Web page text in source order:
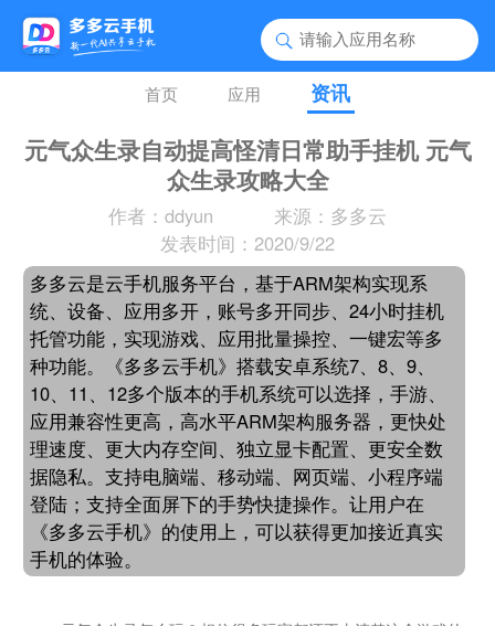
首页 应用 资讯
元气众生录自动提高怪清日常助手挂机 元气
众生录攻略大全
作者：ddyun
来源：多多云
发表时间：2020/9/22
多多云是云手机服务平台，基于ARM架构实现系
统、设备、应用多开，账号多开同步、24小时挂机
托管功能，实现游戏、应用批量操控、一键宏等多
种功能。《多多云手机》搭载安卓系统7、8、9、
10、11、12多个版本的手机系统可以选择，手游、
应用兼容性更高，高水平ARM架构服务器，更快处
理速度、更大内存空间、独立显卡配置、更安全数
据隐私。支持电脑端、移动端、网页端、小程序端
登陆；支持全面屏下的手势快捷操作。让用户在
《多多云手机》的使用上，可以获得更加接近真实
手机的体验。